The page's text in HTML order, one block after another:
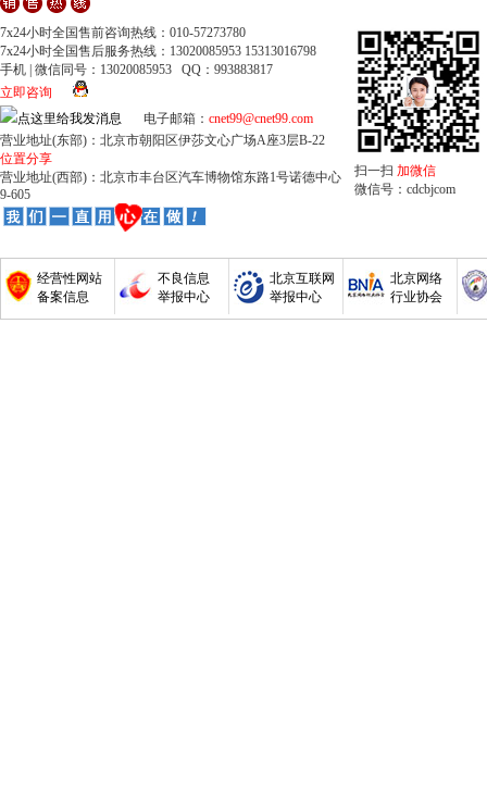
7x24小时全国售前咨询热线：010-57273780
7x24小时全国售后服务热线：13020085953 15313016798
手机 | 微信同号：13020085953 QQ：993883817
立即咨询
电子邮箱： cnet99@cnet99.com
营业地址(东部)：北京市朝阳区伊莎文心广场A座3层B-22
位置分享
营业地址(西部)：北京市丰台区汽车博物馆东路1号诺德中心
9-605
扫一扫 加微信
微信号：cdcbjcom
经营性网站
备案信息
不良信息
举报中心
北京互联网
举报中心
北京网络
行业协会